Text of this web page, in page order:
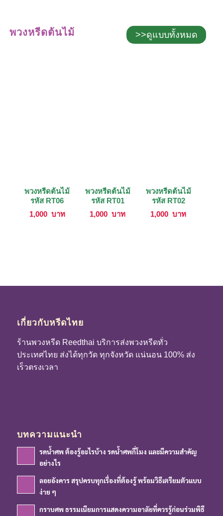
พวงหรีดต้นไม้ >>ดูแบบทั้งหมด
พวงหรีดต้นไม้
รหัส RT06
1,000 บาท
พวงหรีดต้นไม้
รหัส RT01
1,000 บาท
พวงหรีดต้นไม้
รหัส RT02
1,000 บาท
เกี่ยวกับหรีดไทย
ร้านพวงหรีด Reedthai บริการส่งพวงหรีดทั่ว
ประเทศไทย ส่งได้ทุกวัด ทุกจังหวัด แน่นอน 100% ส่ง
เร็วตรงเวลา
บทความแนะนำ
รดน้ำศพ ต้องรู้อะไรบ้าง รดน้ำศพกี่โมง และมีความสำคัญ
อย่างไร
ลอยอังคาร สรุปครบทุกเรื่องที่ต้องรู้ พร้อมวิธีเตรียมตัวแบบ
ง่าย ๆ
กราบศพ ธรรมเนียมการแสดงความอาลัยที่ควรรู้ก่อนร่วมพิธี